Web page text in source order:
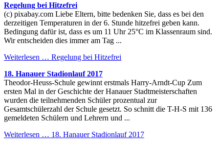
Regelung bei Hitzefrei
(c) pixabay.com Liebe Eltern, bitte bedenken Sie, dass es bei den
derzeitigen Temperaturen in der 6. Stunde hitzefrei geben kann.
Bedingung dafür ist, dass es um 11 Uhr 25°C im Klassenraum sind.
Wir entscheiden dies immer am Tag ...
Weiterlesen … Regelung bei Hitzefrei
18. Hanauer Stadionlauf 2017
Theodor-Heuss-Schule gewinnt erstmals Harry-Arndt-Cup Zum
ersten Mal in der Geschichte der Hanauer Stadtmeisterschaften
wurden die teilnehmenden Schüler prozentual zur
Gesamtschülerzahl der Schule gesetzt. So schnitt die T-H-S mit 136
gemeldeten Schülern und Lehrern und ...
Weiterlesen … 18. Hanauer Stadionlauf 2017